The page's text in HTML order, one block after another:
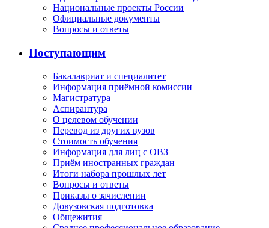
Национальные проекты России
Официальные документы
Вопросы и ответы
Поступающим
Бакалавриат и специалитет
Информация приёмной комиссии
Магистратура
Аспирантура
О целевом обучении
Перевод из других вузов
Стоимость обучения
Информация для лиц с ОВЗ
Приём иностранных граждан
Итоги набора прошлых лет
Вопросы и ответы
Приказы о зачислении
Довузовская подготовка
Общежития